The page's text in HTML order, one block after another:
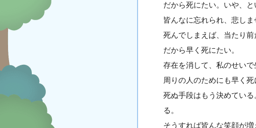
だから死にたい。いや、と
皆んなに忘れられ、悲し
死んでしまえば、当たり前
だから早く死にたい。
存在を消して、私のせい
周りの人のためにも早く死
死ぬ手段はもう決めてい
る。
そうすれば皆んな笑顔が